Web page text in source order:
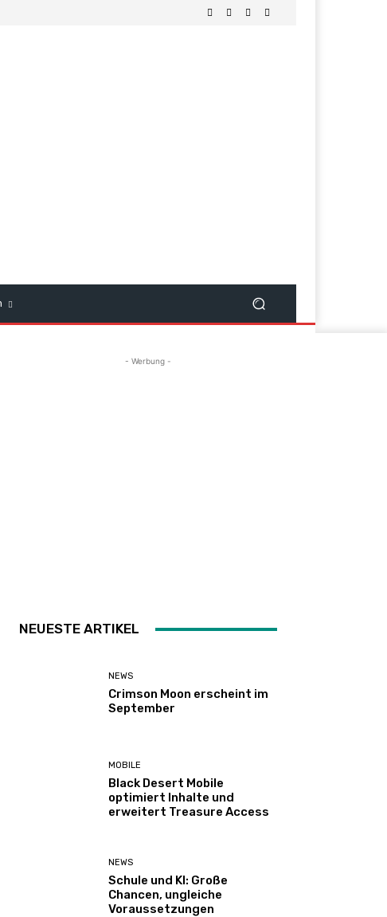
- Werbung -
NEUESTE ARTIKEL
NEWS
Crimson Moon erscheint im
September
MOBILE
Black Desert Mobile
optimiert Inhalte und
erweitert Treasure Access
NEWS
Schule und KI: Große
Chancen, ungleiche
Voraussetzungen